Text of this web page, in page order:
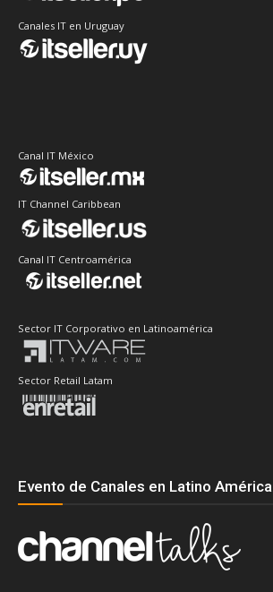
Canales IT en Uruguay
Canal IT México
IT Channel Caribbean
Canal IT Centroamérica
Sector IT Corporativo en Latinoamérica
Sector Retail Latam
Evento de Canales en Latino América